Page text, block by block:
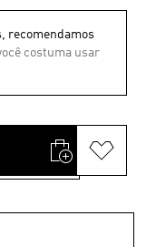
recomendamos
costuma usar